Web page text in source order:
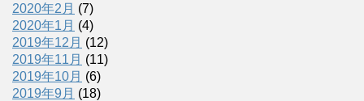
2020年2月 (7)
2020年1月 (4)
2019年12月 (12)
2019年11月 (11)
2019年10月 (6)
2019年9月 (18)